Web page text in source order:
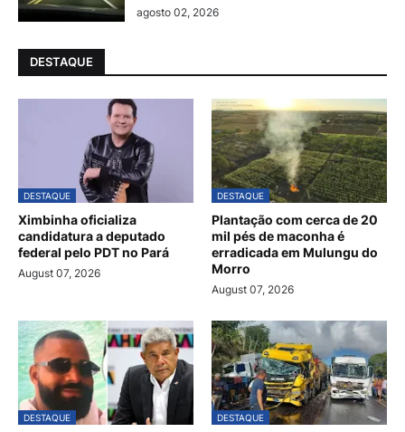
agosto 02, 2026
DESTAQUE
DESTAQUE
Ximbinha oficializa
candidatura a deputado
federal pelo PDT no Pará
August 07, 2026
DESTAQUE
Plantação com cerca de 20
mil pés de maconha é
erradicada em Mulungu do
Morro
August 07, 2026
DESTAQUE DESTAQUE